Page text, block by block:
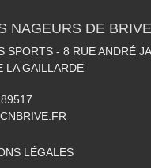
NAGEURS DE BRIVE
SPORTS - 8 RUE ANDRÉ
LA GAILLARDE
LÉGALES